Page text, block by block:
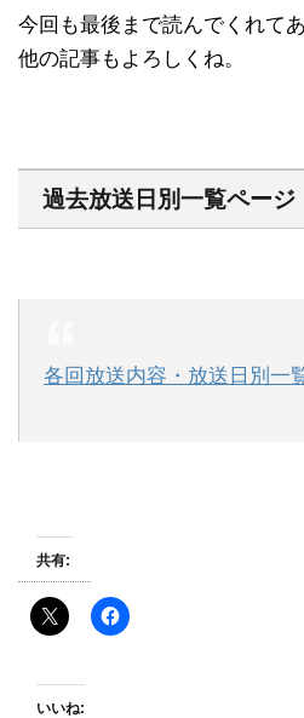
今回も最後まで読んでくれてあ
他の記事もよろしくね。
過去放送日別一覧ページ
各回放送内容・放送日別一
共有:
いいね: